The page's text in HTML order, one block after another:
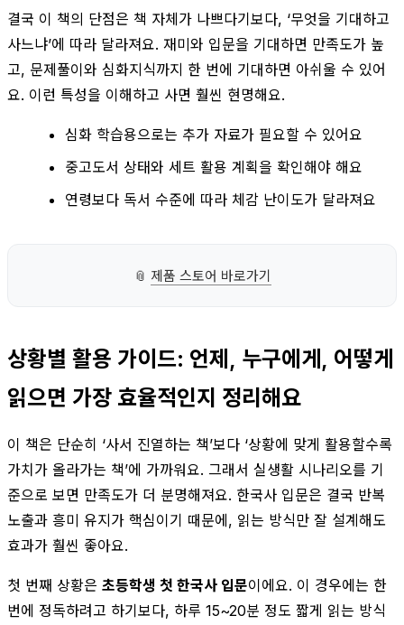
결국 이 책의 단점은 책 자체가 나쁘다기보다, ‘무엇을 기대하고
사느냐’에 따라 달라져요. 재미와 입문을 기대하면 만족도가 높
고, 문제풀이와 심화지식까지 한 번에 기대하면 아쉬울 수 있어
요. 이런 특성을 이해하고 사면 훨씬 현명해요.
심화 학습용으로는 추가 자료가 필요할 수 있어요
중고도서 상태와 세트 활용 계획을 확인해야 해요
연령보다 독서 수준에 따라 체감 난이도가 달라져요
📎 제품 스토어 바로가기
상황별 활용 가이드: 언제, 누구에게, 어떻게
읽으면 가장 효율적인지 정리해요
이 책은 단순히 ‘사서 진열하는 책’보다 ‘상황에 맞게 활용할수록
가치가 올라가는 책’에 가까워요. 그래서 실생활 시나리오를 기
준으로 보면 만족도가 더 분명해져요. 한국사 입문은 결국 반복
노출과 흥미 유지가 핵심이기 때문에, 읽는 방식만 잘 설계해도
효과가 훨씬 좋아요.
첫 번째 상황은 초등학생 첫 한국사 입문이에요. 이 경우에는 한
번에 정독하려고 하기보다, 하루 15~20분 정도 짧게 읽는 방식